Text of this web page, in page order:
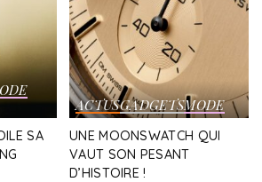
SA
ACTUSGADGETSMODE
UNE MOONSWATCH QUI
VAUT SON PESANT
D’HISTOIRE !